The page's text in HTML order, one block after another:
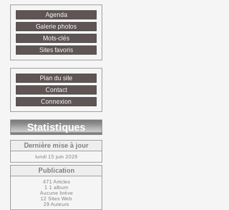
Agenda
Galerie photos
Mots-clés
Sites favoris
Plan du site
Contact
Connexion
Statistiques
Dernière mise à jour
lundi 15 juin 2026
Publication
471 Articles
1 1 album
Aucune brève
12 Sites Web
29 Auteurs